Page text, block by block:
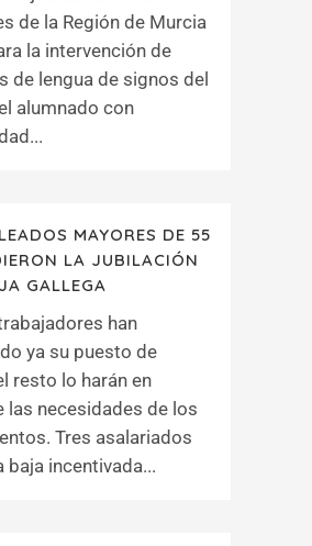
de la Región de Murcia
la intervención de
de lengua de signos del
alumnado con
MAYORES DE 55
LA JUBILACIÓN
GALLEGA
han
ya su puesto de
resto lo harán en
las necesidades de los
Tres asalariados
baja incentivada...